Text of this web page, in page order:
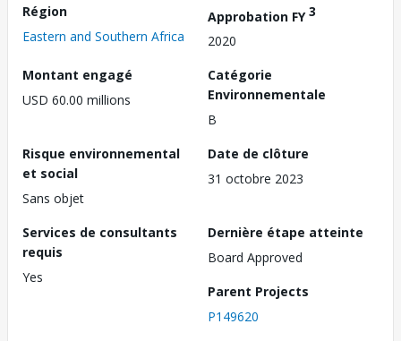
Région
Eastern and Southern Africa
Approbation FY3
2020
Montant engagé
USD 60.00 millions
Catégorie
Environnementale
B
Risque environnemental
et social
Sans objet
Date de clôture
31 octobre 2023
Services de consultants
requis
Yes
Dernière étape atteinte
Board Approved
Parent Projects
P149620